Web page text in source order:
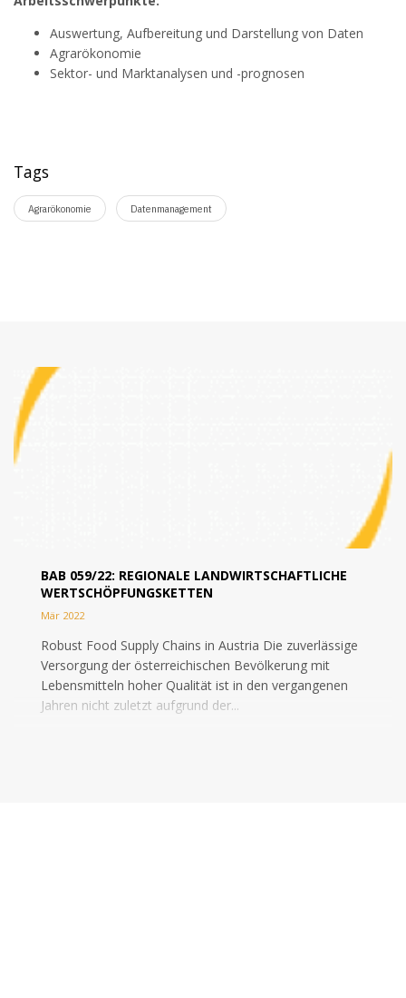
Auswertung, Aufbereitung und Darstellung von Daten
Agrarökonomie
Sektor- und Marktanalysen und -prognosen
Tags
Agrarökonomie Datenmanagement
BAB 059/22: REGIONALE LANDWIRTSCHAFTLICHE
WERTSCHÖPFUNGSKETTEN
Mär 2022
Robust Food Supply Chains in Austria Die zuverlässige
Versorgung der österreichischen Bevölkerung mit
Lebensmitteln hoher Qualität ist in den vergangenen
Jahren nicht zuletzt aufgrund der...